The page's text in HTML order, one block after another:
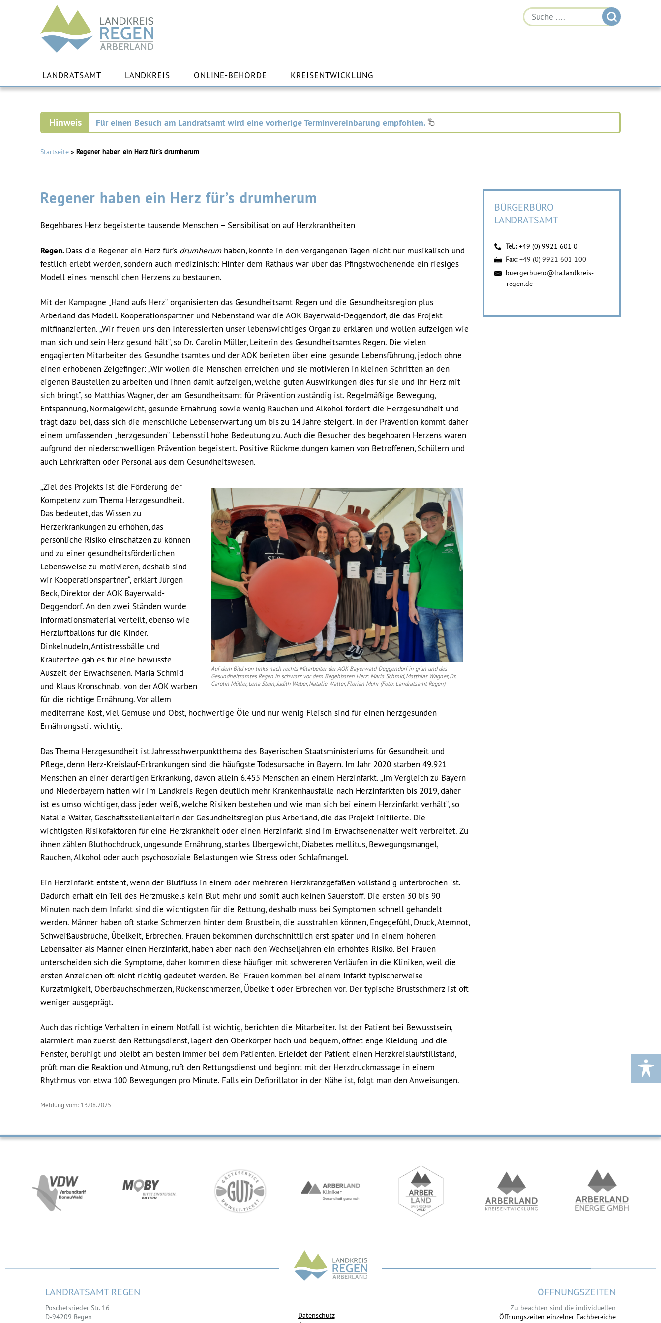
Landkreis
Regen
Inhalt
springen
LANDRATSAMT LANDKREIS ONLINE-BEHÖRDE KREISENTWICKLUNG
Für einen Besuch am Landratsamt wird eine vorherige Terminvereinbarung empfohlen.
Startseite » Regener haben ein Herz für’s drumherum
Regener haben ein Herz für’s drumherum
Begehbares Herz begeisterte tausende Menschen – Sensibilisation auf Herzkrankheiten
Regen.Dass die Regener ein Herz für’s drumherumhaben, konnte in den vergangenen Tagen nicht nur musikalisch und
festlich erlebt werden, sondern auch medizinisch: Hinter dem Rathaus war über das Pfingstwochenende ein riesiges
Modell eines menschlichen Herzens zu bestaunen.
Mit der Kampagne „Hand aufs Herz“ organisierten das Gesundheitsamt Regen und die Gesundheitsregion plus
Arberland das Modell. Kooperationspartner und Nebenstand war die AOK Bayerwald-Deggendorf, die das Projekt
mitfinanzierten. „Wir freuen uns den Interessierten unser lebenswichtiges Organ zu erklären und wollen aufzeigen wie
man sich und sein Herz gesund hält“, so Dr. Carolin Müller, Leiterin des Gesundheitsamtes Regen. Die vielen
engagierten Mitarbeiter des Gesundheitsamtes und der AOK berieten über eine gesunde Lebensführung, jedoch ohne
einen erhobenen Zeigefinger: „Wir wollen die Menschen erreichen und sie motivieren in kleinen Schritten an den
eigenen Baustellen zu arbeiten und ihnen damit aufzeigen, welche guten Auswirkungen dies für sie und ihr Herz mit
sich bringt“, so Matthias Wagner, der am Gesundheitsamt für Prävention zuständig ist. Regelmäßige Bewegung,
Entspannung, Normalgewicht, gesunde Ernährung sowie wenig Rauchen und Alkohol fördert die Herzgesundheit und
trägt dazu bei, dass sich die menschliche Lebenserwartung um bis zu 14 Jahre steigert. In der Prävention kommt daher
einem umfassenden „herzgesunden“ Lebensstil hohe Bedeutung zu. Auch die Besucher des begehbaren Herzens waren
aufgrund der niederschwelligen Prävention begeistert. Positive Rückmeldungen kamen von Betroffenen, Schülern und
auch Lehrkräften oder Personal aus dem Gesundheitswesen.
Auf dem Bild von links nach rechts Mitarbeiter der AOK Bayerwald-Deggendorf in grün und des
Gesundheitsamtes Regen in schwarz vor dem Begehbaren Herz: Maria Schmid, Matthias Wagner, Dr.
Carolin Müller, Lena Stein, Judith Weber, Natalie Walter, Florian Muhr (Foto: Landratsamt Regen)
„Ziel des Projekts ist die Förderung der
Kompetenz zum Thema Herzgesundheit.
Das bedeutet, das Wissen zu
Herzerkrankungen zu erhöhen, das
persönliche Risiko einschätzen zu können
und zu einer gesundheitsförderlichen
Lebensweise zu motivieren, deshalb sind
wir Kooperationspartner“, erklärt Jürgen
Beck, Direktor der AOK Bayerwald-
Deggendorf. An den zwei Ständen wurde
Informationsmaterial verteilt, ebenso wie
Herzluftballons für die Kinder.
Dinkelnudeln, Antistressbälle und
Kräutertee gab es für eine bewusste
Auszeit der Erwachsenen. Maria Schmid
und Klaus Kronschnabl von der AOK warben
für die richtige Ernährung. Vor allem
mediterrane Kost, viel Gemüse und Obst, hochwertige Öle und nur wenig Fleisch sind für einen herzgesunden
Ernährungsstil wichtig.
Das Thema Herzgesundheit ist Jahresschwerpunktthema des Bayerischen Staatsministeriums für Gesundheit und
Pflege, denn Herz-Kreislauf-Erkrankungen sind die häufigste Todesursache in Bayern. Im Jahr 2020 starben 49.921
Menschen an einer derartigen Erkrankung, davon allein 6.455 Menschen an einem Herzinfarkt. „Im Vergleich zu Bayern
und Niederbayern hatten wir im Landkreis Regen deutlich mehr Krankenhausfälle nach Herzinfarkten bis 2019, daher
ist es umso wichtiger, dass jeder weiß, welche Risiken bestehen und wie man sich bei einem Herzinfarkt verhält“, so
Natalie Walter, Geschäftsstellenleiterin der Gesundheitsregion plus Arberland, die das Projekt initiierte. Die
wichtigsten Risikofaktoren für eine Herzkrankheit oder einen Herzinfarkt sind im Erwachsenenalter weit verbreitet. Zu
ihnen zählen Bluthochdruck, ungesunde Ernährung, starkes Übergewicht, Diabetes mellitus, Bewegungsmangel,
Rauchen, Alkohol oder auch psychosoziale Belastungen wie Stress oder Schlafmangel.
Ein Herzinfarkt entsteht, wenn der Blutfluss in einem oder mehreren Herzkranzgefäßen vollständig unterbrochen ist.
Dadurch erhält ein Teil des Herzmuskels kein Blut mehr und somit auch keinen Sauerstoff. Die ersten 30 bis 90
Minuten nach dem Infarkt sind die wichtigsten für die Rettung, deshalb muss bei Symptomen schnell gehandelt
werden. Männer haben oft starke Schmerzen hinter dem Brustbein, die ausstrahlen können, Engegefühl, Druck, Atemnot,
Schweißausbrüche, Übelkeit, Erbrechen. Frauen bekommen durchschnittlich erst später und in einem höheren
Lebensalter als Männer einen Herzinfarkt, haben aber nach den Wechseljahren ein erhöhtes Risiko. Bei Frauen
unterscheiden sich die Symptome, daher kommen diese häufiger mit schwereren Verläufen in die Kliniken, weil die
ersten Anzeichen oft nicht richtig gedeutet werden. Bei Frauen kommen bei einem Infarkt typischerweise
Kurzatmigkeit, Oberbauchschmerzen, Rückenschmerzen, Übelkeit oder Erbrechen vor. Der typische Brustschmerz ist oft
weniger ausgeprägt.
Auch das richtige Verhalten in einem Notfall ist wichtig, berichten die Mitarbeiter. Ist der Patient bei Bewusstsein,
alarmiert man zuerst den Rettungsdienst, lagert den Oberkörper hoch und bequem, öffnet enge Kleidung und die
Fenster, beruhigt und bleibt am besten immer bei dem Patienten. Erleidet der Patient einen Herzkreislaufstillstand,
prüft man die Reaktion und Atmung, ruft den Rettungsdienst und beginnt mit der Herzdruckmassage in einem
Rhythmus von etwa 100 Bewegungen pro Minute. Falls ein Defibrillator in der Nähe ist, folgt man den Anweisungen.
Meldung vom: 13.08.2025
BÜRGERBÜRO
LANDRATSAMT
Tel.:+49 (0) 9921 601-0
Fax:+49 (0) 9921 601-100
buergerbuero@lra.landkreis-
regen.de
LANDRATSAMT REGEN
Poschetsrieder Str. 16
D-94209 Regen
Datenschutz
ÖFFNUNGSZEITEN
Zu beachten sind die individuellen
Öffnungszeiten einzelner Fachbereiche